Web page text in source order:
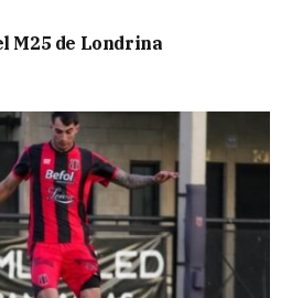
M25 de Londrina